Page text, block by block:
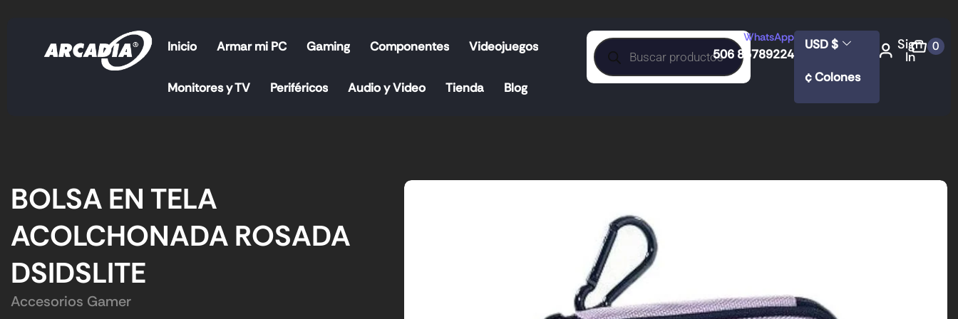
Inicio Armar mi PC Gaming Componentes Videojuegos
Monitores y TV Periféricos Audio y Video Tienda Blog
WhatsApp
506 85789224
USD $
¢ Colones
Sign
In
0
BOLSA EN TELA
ACOLCHONADA ROSADA
DSIDSLITE
Accesorios Gamer